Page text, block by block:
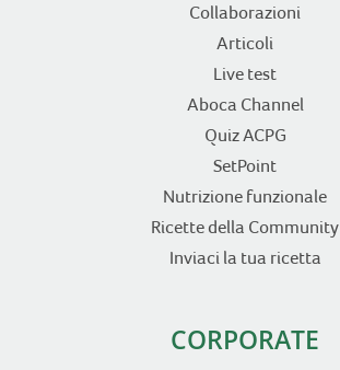
Collaborazioni
Articoli
Live test
Aboca Channel
Quiz ACPG
SetPoint
Nutrizione funzionale
Ricette della Community
Inviaci la tua ricetta
CORPORATE